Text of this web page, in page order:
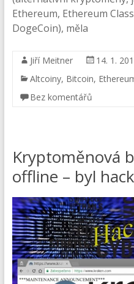
Ethereum, Ethereum
DogeCoin), měla
Jiří Meitner
14. 1.
Altcoiny, Bitcoin,
Bez komentářů
Kryptoměnová
offline – byl